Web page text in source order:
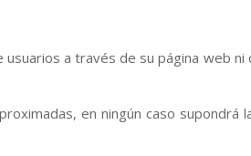
a través de su página web
en ningún caso